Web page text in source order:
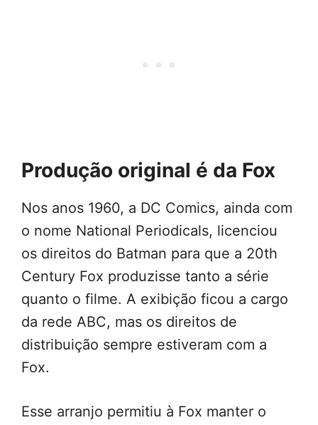
Produção original é da Fox
Nos anos 1960, a DC Comics, ainda com
o nome National Periodicals, licenciou
os direitos do Batman para que a 20th
Century Fox produzisse tanto a série
quanto o filme. A exibição ficou a cargo
da rede ABC, mas os direitos de
distribuição sempre estiveram com a
Fox.
Esse arranjo permitiu à Fox manter o